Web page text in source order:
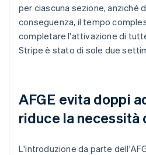
per ciascuna sezione, anziché
conseguenza, il tempo
completare l'attivazione di
Stripe è stato di sole due
AFGE evita doppi
riduce la necessità
L'introduzione da parte